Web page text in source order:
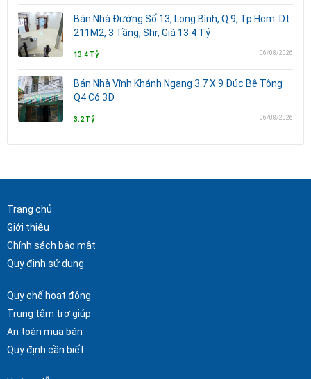
Bán Nhà Đường Số 13, Long Bình, Q.9, Tp Hcm. Dt
211M2, 3 Tầng, Shr, Giá 13.4 Tỷ
13.4 Tỷ 06/08/2026
Bán Nhà Vĩnh Khánh Ngang 3.7 X 9 Đúc Bê Tông
Q4 Có 3Đ
3.2 Tỷ 06/08/2026
Trang chủ
Giới thiệu
Chính sách bảo mật
Quy định sử dụng
Quy chế hoạt động
Trung tâm trợ giúp
An toàn mua bán
Quy định cần biết